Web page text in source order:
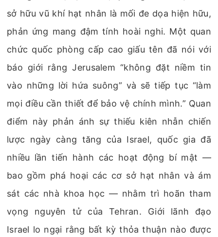
sở hữu vũ khí hạt nhân là mối đe dọa hiện hữu,
phản ứng mang đậm tính hoài nghi. Một quan
chức quốc phòng cấp cao giấu tên đã nói với
báo giới rằng Jerusalem “không đặt niềm tin
vào những lời hứa suông” và sẽ tiếp tục “làm
mọi điều cần thiết để bảo vệ chính mình.” Quan
điểm này phản ánh sự thiếu kiên nhẫn chiến
lược ngày càng tăng của Israel, quốc gia đã
nhiều lần tiến hành các hoạt động bí mật —
bao gồm phá hoại các cơ sở hạt nhân và ám
sát các nhà khoa học — nhằm trì hoãn tham
vọng nguyên tử của Tehran. Giới lãnh đạo
Israel lo ngại rằng bất kỳ thỏa thuận nào được